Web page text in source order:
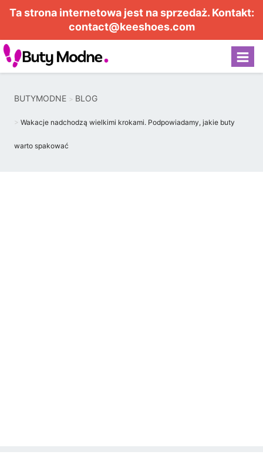
Ta strona internetowa jest na sprzedaż. Kontakt:
contact@keeshoes.com
BUTYMODNE BLOG
Wakacje nadchodzą wielkimi krokami. Podpowiadamy, jakie buty
warto spakować